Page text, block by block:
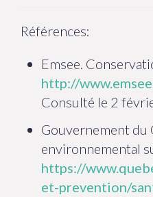
Références:
Emsee.
http://
Consulté le 2
Gouvernement du
environnemental
https://
et-prevention/